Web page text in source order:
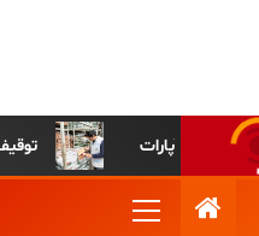
توقیف ۴۵۰ تن فرآورده خام دامی به دلیل رعایت نکردن ضوابط بهداشتی